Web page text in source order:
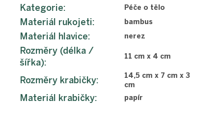
Kategorie: Péče o tělo
Materiál rukojeti: bambus
Materiál hlavice: nerez
Rozměry (délka /
šířka):
11 cm x 4 cm
Rozměry krabičky:
14,5 cm x 7 cm x 3
cm
Materiál krabičky: papír